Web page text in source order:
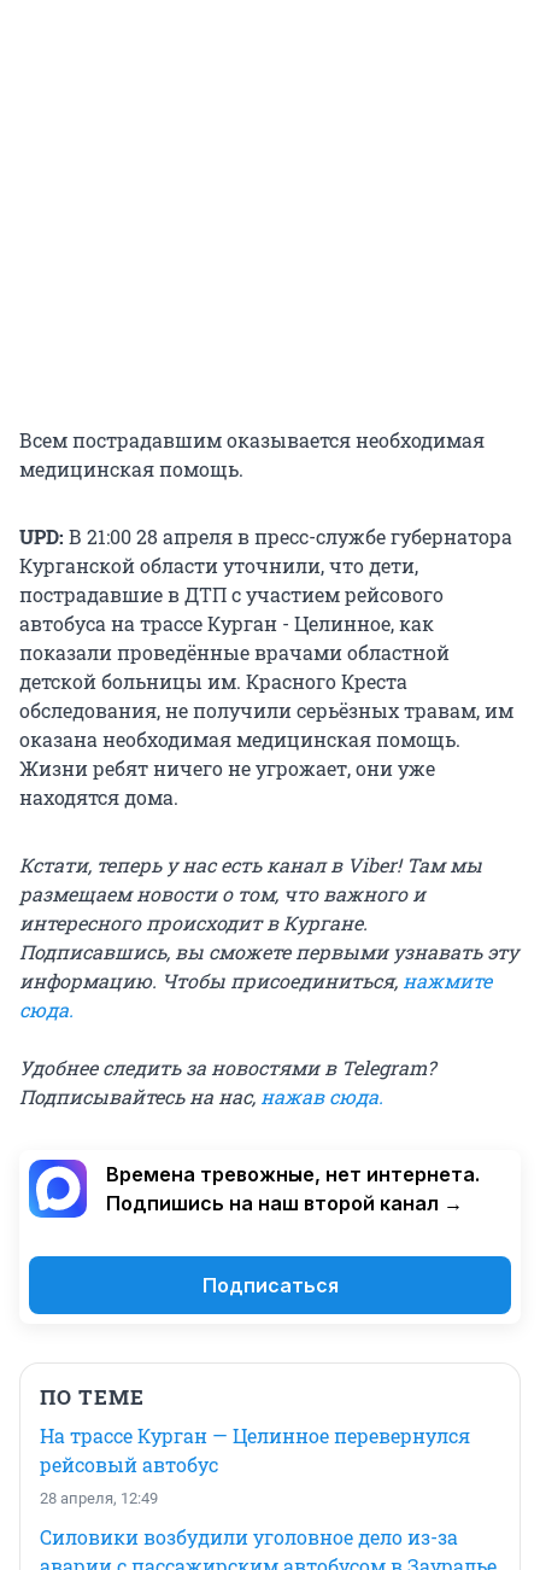
Всем пострадавшим оказывается необходимая
медицинская помощь.
UPD: В 21:00 28 апреля в пресс-службе губернатора
Курганской области уточнили, что дети,
пострадавшие в ДТП с участием рейсового
автобуса на трассе Курган - Целинное, как
показали проведённые врачами областной
детской больницы им. Красного Креста
обследования, не получили серьёзных травам, им
оказана необходимая медицинская помощь.
Жизни ребят ничего не угрожает, они уже
находятся дома.
Кстати, теперь у нас есть канал в Viber! Там мы
размещаем новости о том, что важного и
интересного происходит в Кургане.
Подписавшись, вы сможете первыми узнавать эту
информацию. Чтобы присоединиться, нажмите
сюда.
Удобнее следить за новостями в Telegram?
Подписывайтесь на нас, нажав сюда.
Времена тревожные, нет интернета.
Подпишись на наш второй канал →
Подписаться
ПО ТЕМЕ
На трассе Курган — Целинное перевернулся
рейсовый автобус
28 апреля, 12:49
Силовики возбудили уголовное дело из-за